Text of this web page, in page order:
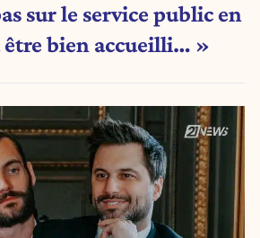
sur le service public en
bien accueilli… »